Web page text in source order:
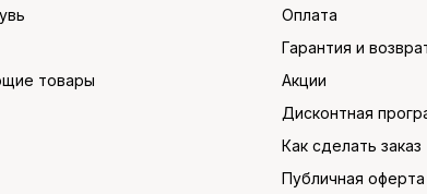
товары
Оплата
Гарантия и
Акции
Дисконтная
Как сделать заказ
Публичная оферта